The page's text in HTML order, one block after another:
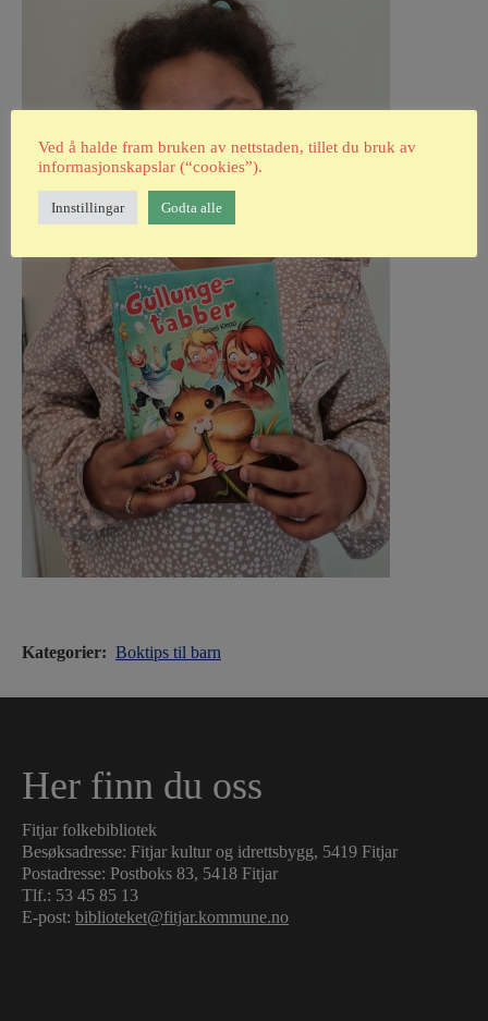
Kategorier: Boktips til barn
Her finn du oss
Fitjar folkebibliotek
Besøksadresse: Fitjar kultur og idrettsbygg, 5419 Fitjar
Postadresse: Postboks 83, 5418 Fitjar
Tlf.: 53 45 85 13
E-post: biblioteket@fitjar.kommune.no
Ved å halde fram bruken av nettstaden, tillet du bruk av
informasjonskapslar (“cookies”).
Innstillingar Godta alle